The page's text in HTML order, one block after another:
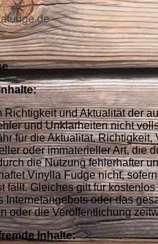
und Aktualität der
und Unklarheiten nicht
für die Aktualität,
oder immaterieller Art, die
die Nutzung fehlerhafter
Vinylla Fudge nicht,
fällt. Gleiches gilt für
Internetangebots oder das
oder die Veröffentlichung
Inhalte: